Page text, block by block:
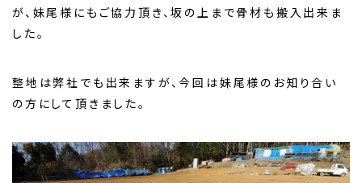
が、妹尾様にもご協力頂き、坂の上まで骨材も搬入出来ま
した。
整地は弊社でも出来ますが、今回は妹尾様のお知り合い
の方にして頂きました。